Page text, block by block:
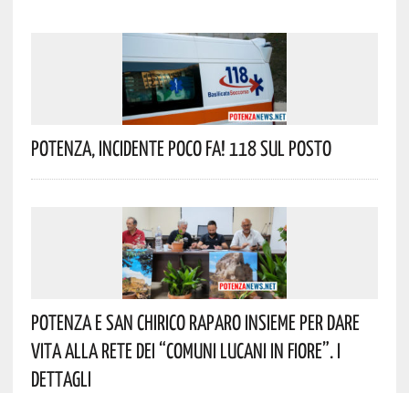
Potenza, Incidente Poco Fa! 118 Sul Posto
Potenza E San Chirico Raparo Insieme Per Dare
Vita Alla Rete Dei “Comuni Lucani In Fiore”. I
Dettagli